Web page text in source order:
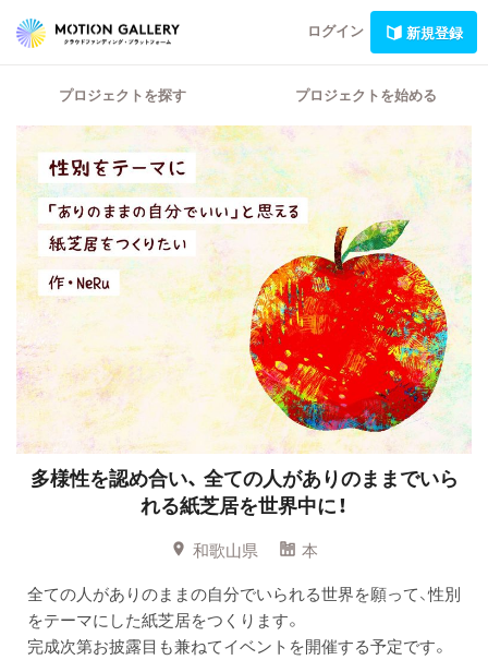
ログイン 新規登録
プロジェクトを探す プロジェクトを始める
多様性を認め合い、 全ての人がありのままでいら
れる紙芝居を世界中に！
和歌山県
本
全ての人がありのままの自分でいられる世界を願って、性別
をテーマにした紙芝居をつくります。
完成次第お披露目も兼ねてイベントを開催する予定です。